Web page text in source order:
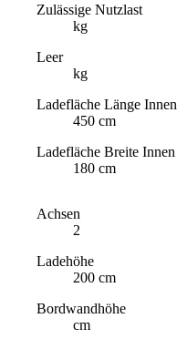
Zulässige Nutzlast
kg
Leer
kg
Ladefläche Länge Innen
450 cm
Ladefläche Breite Innen
180 cm
Achsen
2
Ladehöhe
200 cm
Bordwandhöhe
cm